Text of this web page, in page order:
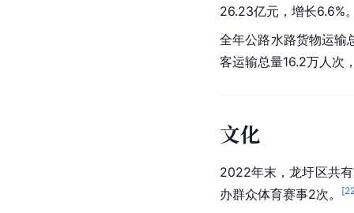
26.23亿元，增长6.6%
全年公路水路货物运
客运输总量16.2万人次
文化
2022年末，龙圩区共
办群众体育赛事2次。
[